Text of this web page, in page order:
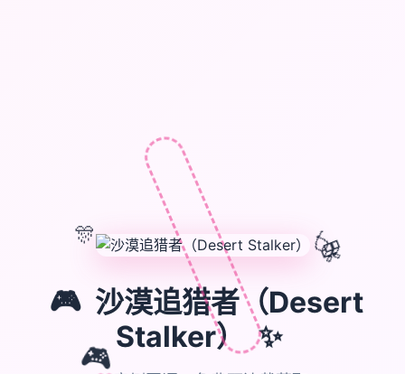
🎮 沙漠追猎者（Desert
Stalker）
✨
🎈
🎊
🎁